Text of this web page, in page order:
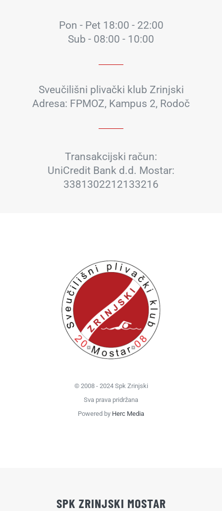
Pon - Pet 18:00 - 22:00
Sub - 08:00 - 10:00
Sveučilišni plivački klub Zrinjski
Adresa: FPMOZ, Kampus 2, Rodoč
Transakcijski račun:
UniCredit Bank d.d. Mostar:
3381302212133216
© 2008 - 2024 Spk Zrinjski
Sva prava pridržana
Powered by Herc Media
SPK ZRINJSKI MOSTAR